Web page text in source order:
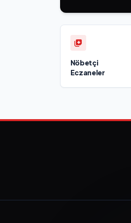
Nöbetçi
Eczaneler